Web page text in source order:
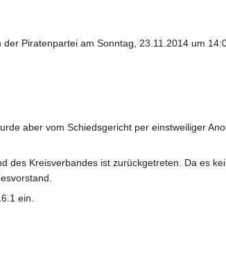
Piratenpartei am Sonntag, 23.11.2014 um
aber vom Schiedsgericht per einstweiliger
des Kreisverbandes ist zurückgetreten. Da es
ein.